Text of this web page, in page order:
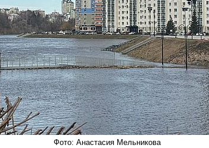
Фото: Анастасия Мельникова